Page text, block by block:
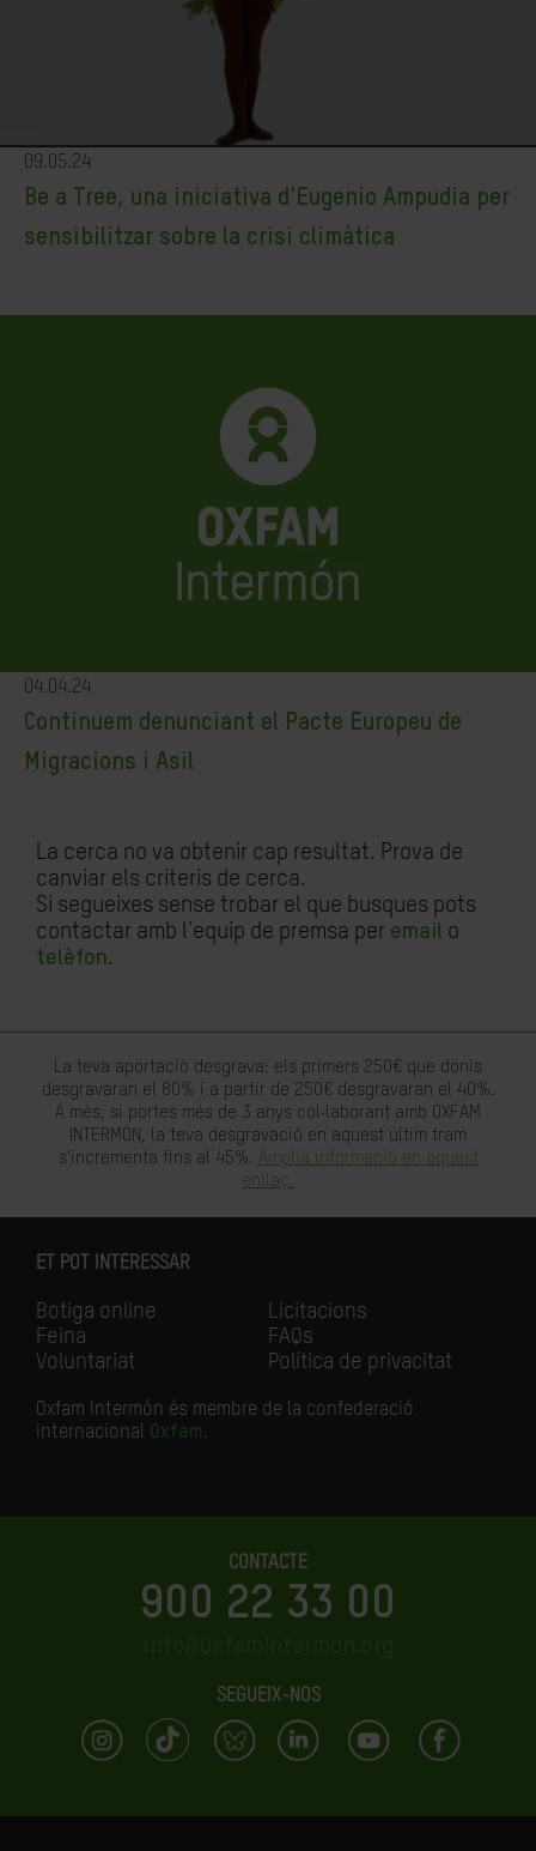
09.05.24
Be a Tree, una iniciativa d'Eugenio Ampudia per
sensibilitzar sobre la crisi climàtica
04.04.24
Continuem denunciant el Pacte Europeu de
Migracions i Asil
La cerca no va obtenir cap resultat. Prova de
canviar els criteris de cerca.
Si segueixes sense trobar el que busques pots
contactar amb l'equip de premsa per email o
telèfon.
La teva aportació desgrava: els primers 250€ que donis
desgravaran el 80% i a partir de 250€ desgravaran el 40%.
A més, si portes més de 3 anys col·laborant amb OXFAM
INTERMÓN, la teva desgravació en aquest últim tram
s'incrementa fins al 45%. Amplia informació en aquest
enllaç.
ET POT INTERESSAR
Botiga online
Feina
Voluntariat
Licitacions
FAQs
Política de privacitat
Oxfam Intermón és membre de la confederació
internacional Oxfam.
CONTACTE
900 22 33 00
SEGUEIX-NOS